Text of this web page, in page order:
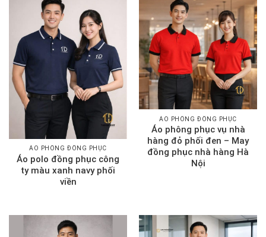
ÁO PHÔNG ĐỒNG PHỤC
Áo polo đồng phục công
ty màu xanh navy phối
viền
ÁO PHÔNG ĐỒNG PHỤC
Áo phông phục vụ nhà
hàng đỏ phối đen – May
đồng phục nhà hàng Hà
Nội